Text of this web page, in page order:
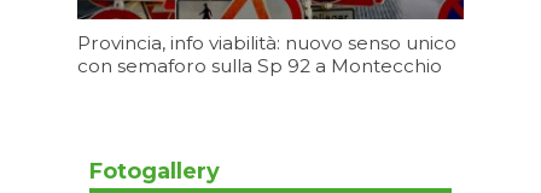
Provincia, info viabilità: nuovo senso unico
con semaforo sulla Sp 92 a Montecchio
Fotogallery